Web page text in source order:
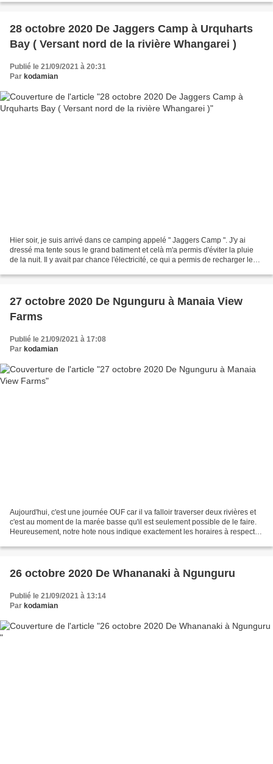
28 octobre 2020 De Jaggers Camp à Urquharts
Bay ( Versant nord de la rivière Whangarei )
Publié le 21/09/2021 à 20:31
Par kodamian
Hier soir, je suis arrivé dans ce camping appelé " Jaggers Camp ". J'y ai
dressé ma tente sous le grand batiment et celà m'a permis d'éviter la pluie
de la nuit. Il y avait par chance l'électricité, ce qui a permis de recharger les
27 octobre 2020 De Ngunguru à Manaia View
Farms
Publié le 21/09/2021 à 17:08
Par kodamian
Aujourd'hui, c'est une journée OUF car il va falloir traverser deux rivières et
c'est au moment de la marée basse qu'il est seulement possible de le faire.
Heureusement, notre hote nous indique exactement les horaires à respecter
26 octobre 2020 De Whananaki à Ngunguru
Publié le 21/09/2021 à 13:14
Par kodamian